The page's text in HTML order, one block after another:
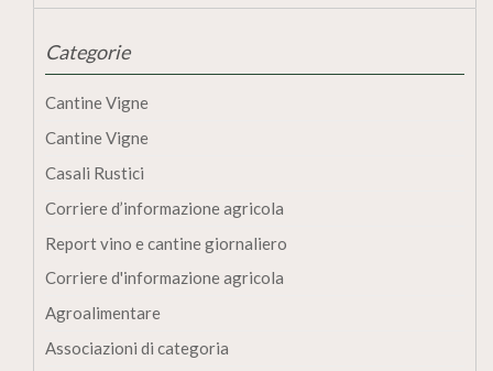
Categorie
Cantine Vigne
Cantine Vigne
Casali Rustici
Corriere d’informazione agricola
Report vino e cantine giornaliero
Corriere d'informazione agricola
Agroalimentare
Associazioni di categoria